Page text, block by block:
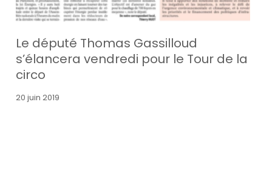
Le député Thomas Gassilloud
s’élancera vendredi pour le Tour de la
circo
20 juin 2019